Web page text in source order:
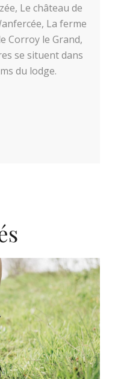
Le château de
La ferme
Corroy le Grand,
se situent dans
du lodge.